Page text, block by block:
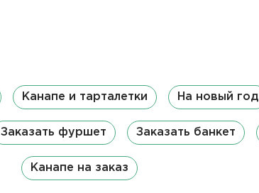
Канапе и тарталетки На новый год
Заказать фуршет Заказать банкет
Канапе на заказ